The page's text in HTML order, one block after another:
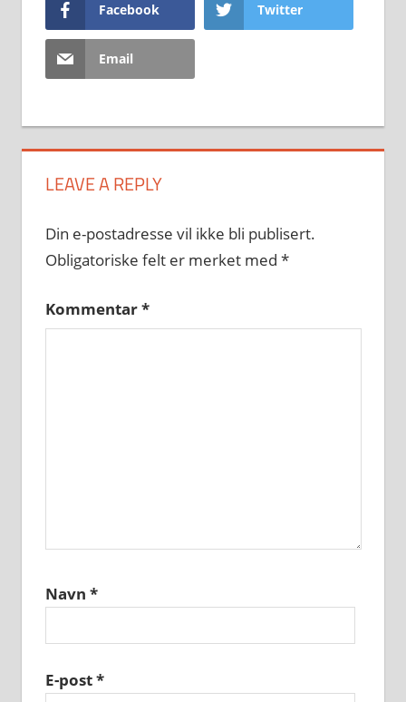
Facebook Twitter
Email
LEAVE A REPLY
Din e-postadresse vil ikke bli publisert.
Obligatoriske felt er merket med *
Kommentar*
Navn *
E-post*